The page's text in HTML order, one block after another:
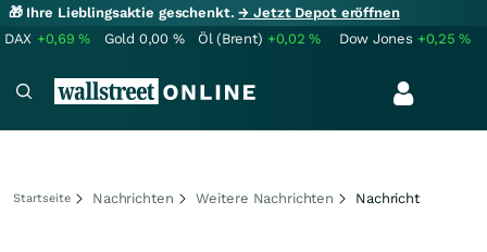
🎁 Ihre Lieblingsaktie geschenkt.→ Jetzt Depot eröffnen
DAX +0,69% Gold 0,00 % Öl (Brent) +0,02% Dow Jones +0,25%
Startseite Nachrichten Weitere Nachrichten Nachricht